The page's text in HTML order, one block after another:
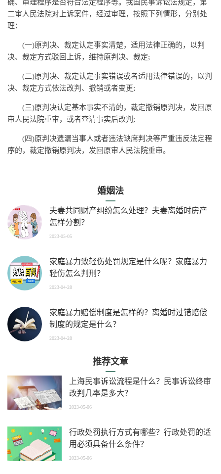
确、审理程序是否符合法定程序等。我国民事诉讼法规定，第
二审人民法院对上诉案件，经过审理，按照下列情形，分别处
理：
(一)原判决、裁定认定事实清楚，适用法律正确的，以判
决、裁定方式驳回上诉，维持原判决、裁定;
(二)原判决、裁定认定事实错误或者适用法律错误的，以判
决、裁定方式依法改判、撤销或者变更;
(三)原判决认定基本事实不清的，裁定撤销原判决，发回原
审人民法院重审，或者查清事实后改判;
(四)原判决遗漏当事人或者违法缺席判决等严重违反法定程
序的，裁定撤销原判决，发回原审人民法院重审。
婚姻法
夫妻共同财产纠纷怎么处理？夫妻离婚时房产
怎样分割？
2023-05-05
家庭暴力致轻伤处罚规定是什么呢？家庭暴力
轻伤怎么判刑？
2023-04-28
家庭暴力赔偿制度是怎样的？离婚时过错赔偿
制度的规定是什么？
2023-04-28
推荐文章
上海民事诉讼流程是什么？民事诉讼终审
改判几率是多大？
2023-05-06
行政处罚执行方式有哪些？行政处罚的适
用必须具备什么条件？
2023-05-06